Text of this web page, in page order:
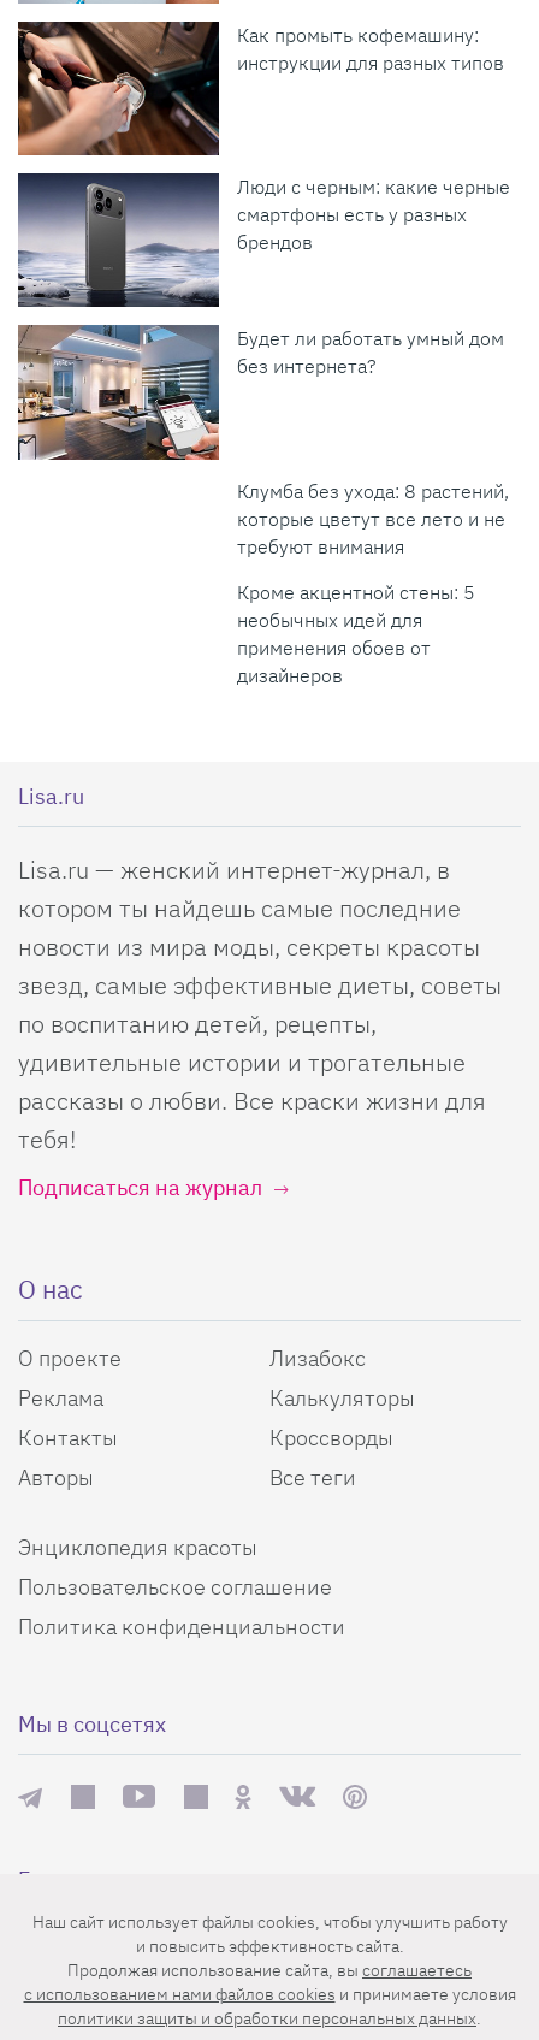
Как промыть кофемашину:
инструкции для разных типов
Люди с черным: какие черные
смартфоны есть у разных
брендов
Будет ли работать умный дом
без интернета?
Клумба без ухода: 8 растений,
которые цветут все лето и не
требуют внимания
Кроме акцентной стены: 5
необычных идей для
применения обоев от
дизайнеров
Lisa.ru
Lisa.ru — женский интернет-журнал, в
котором ты найдешь самые последние
новости из мира моды, секреты красоты
звезд, самые эффективные диеты, советы
по воспитанию детей, рецепты,
удивительные истории и трогательные
рассказы о любви. Все краски жизни для
тебя!
Подписаться на журнал
О нас
О проекте
Реклама
Контакты
Авторы
Лизабокс
Калькуляторы
Кроссворды
Все теги
Энциклопедия красоты
Пользовательское соглашение
Политика конфиденциальности
Мы в соцсетях
Еженедельная рассылка с лучшими статьями
Наш сайт использует файлы cookies, чтобы улучшить работу
и повысить эффективность сайта.
Продолжая использование сайта, вы соглашаетесь
c использованием нами файлов cookies и принимаете условия
политики защиты и обработки персональных данных.